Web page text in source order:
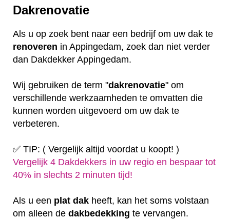
Dakrenovatie
Als u op zoek bent naar een bedrijf om uw dak te
renoveren in Appingedam, zoek dan niet verder
dan Dakdekker Appingedam.
Wij gebruiken de term "dakrenovatie" om
verschillende werkzaamheden te omvatten die
kunnen worden uitgevoerd om uw dak te
verbeteren.
✅ TIP: ( Vergelijk altijd voordat u koopt! )
Vergelijk 4 Dakdekkers in uw regio en bespaar tot
40% in slechts 2 minuten tijd!
Als u een plat dak heeft, kan het soms volstaan
om alleen de dakbedekking te vervangen.